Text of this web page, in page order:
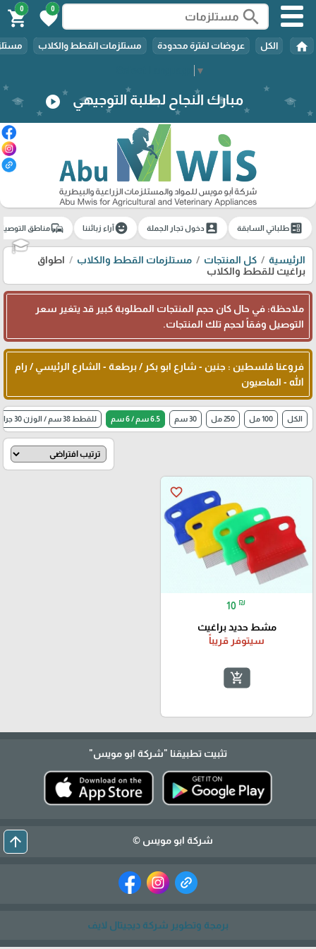
▼
search
0
favorite
0
shopping_cart
home الكل عروضات لفترة محدودة مستلزمات القطط والكلاب
مبارك النجاح لطلبة التوجيهي play_circle
ballotطلباتي السابقة account_boxدخول تجار الجملة emoji_emotionsآراء زبائننا commuteمناطق
الرئيسية كل المنتجات مستلزمات القطط والكلاب
اطواق
براغيث للقطط والكلاب
ملاحظة: في حال كان حجم المنتجات المطلوبة كبير قد يتغير سعر
التوصيل وفقاً لحجم تلك المنتجات.
فروعنا فلسطين : جنين - شارع ابو بكر / برطعة - الشارع الرئيسي / رام
الله - الماصيون
الكل 100 مل 250 مل 30 سم 6.5 سم / 6 سم للقطط 38 سم / الوزن 30 جرام
favorite_border
10 ₪
مشط حديد براغيث
سيتوفر قريباً
add_shopping_cart
تثبيت تطبيقنا "شركة ابو مويس"
شركة ابو مويس © arrow_upward
برمجة وتطوير شركة ديجيتال لايف